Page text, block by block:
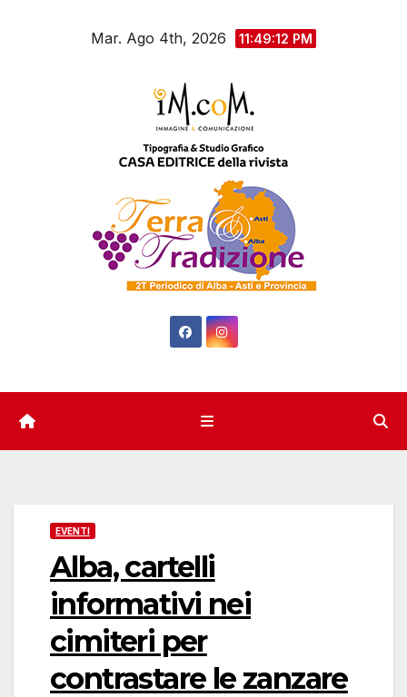
Mar. Ago 4th, 2026 11:49:14 PM
EVENTI
Alba, cartelli
informativi nei
cimiteri per
contrastare le zanzare